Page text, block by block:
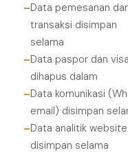
Data pemesanan
transaksi disimpan
selama
Data paspor dan visa
dihapus dalam
Data komunikasi
email) disimpan
Data analitik website
disimpan selama